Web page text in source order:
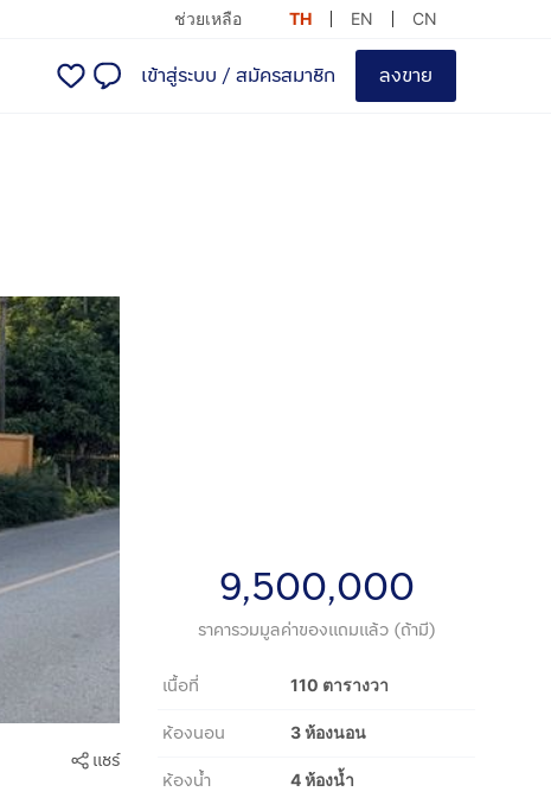
ช่วยเหลือ TH EN CN
เข้าสู่ระบบ / สมัครสมาชิก ลงขาย
แชร์
9,500,000
ราคารวมมูลค่าของแถมแล้ว (ถ้ามี)
เนื้อที่ 110 ตารางวา
ห้องนอน 3 ห้องนอน
ห้องน้ำ 4 ห้องน้ำ